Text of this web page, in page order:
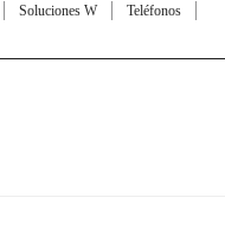
Soluciones W
Teléfonos